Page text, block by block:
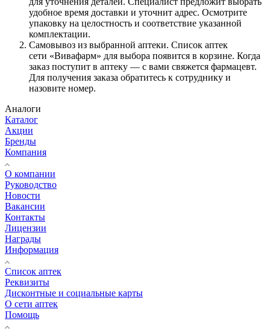
удобное время доставки и уточнит адрес. Осмотрите
упаковку на целостность и соответствие указанной
комплектации.
Самовывоз из выбранной аптеки. Список аптек
сети «Вивафарм» для выбора появится в корзине. Когда
заказ поступит в аптеку — с вами свяжется фармацевт.
Для получения заказа обратитесь к сотруднику и
назовите номер.
Аналоги
Каталог
Акции
Бренды
Компания
О компании
Руководство
Новости
Вакансии
Контакты
Лицензии
Награды
Информация
Список аптек
Реквизиты
Дисконтные и социальные карты
О сети аптек
Помощь